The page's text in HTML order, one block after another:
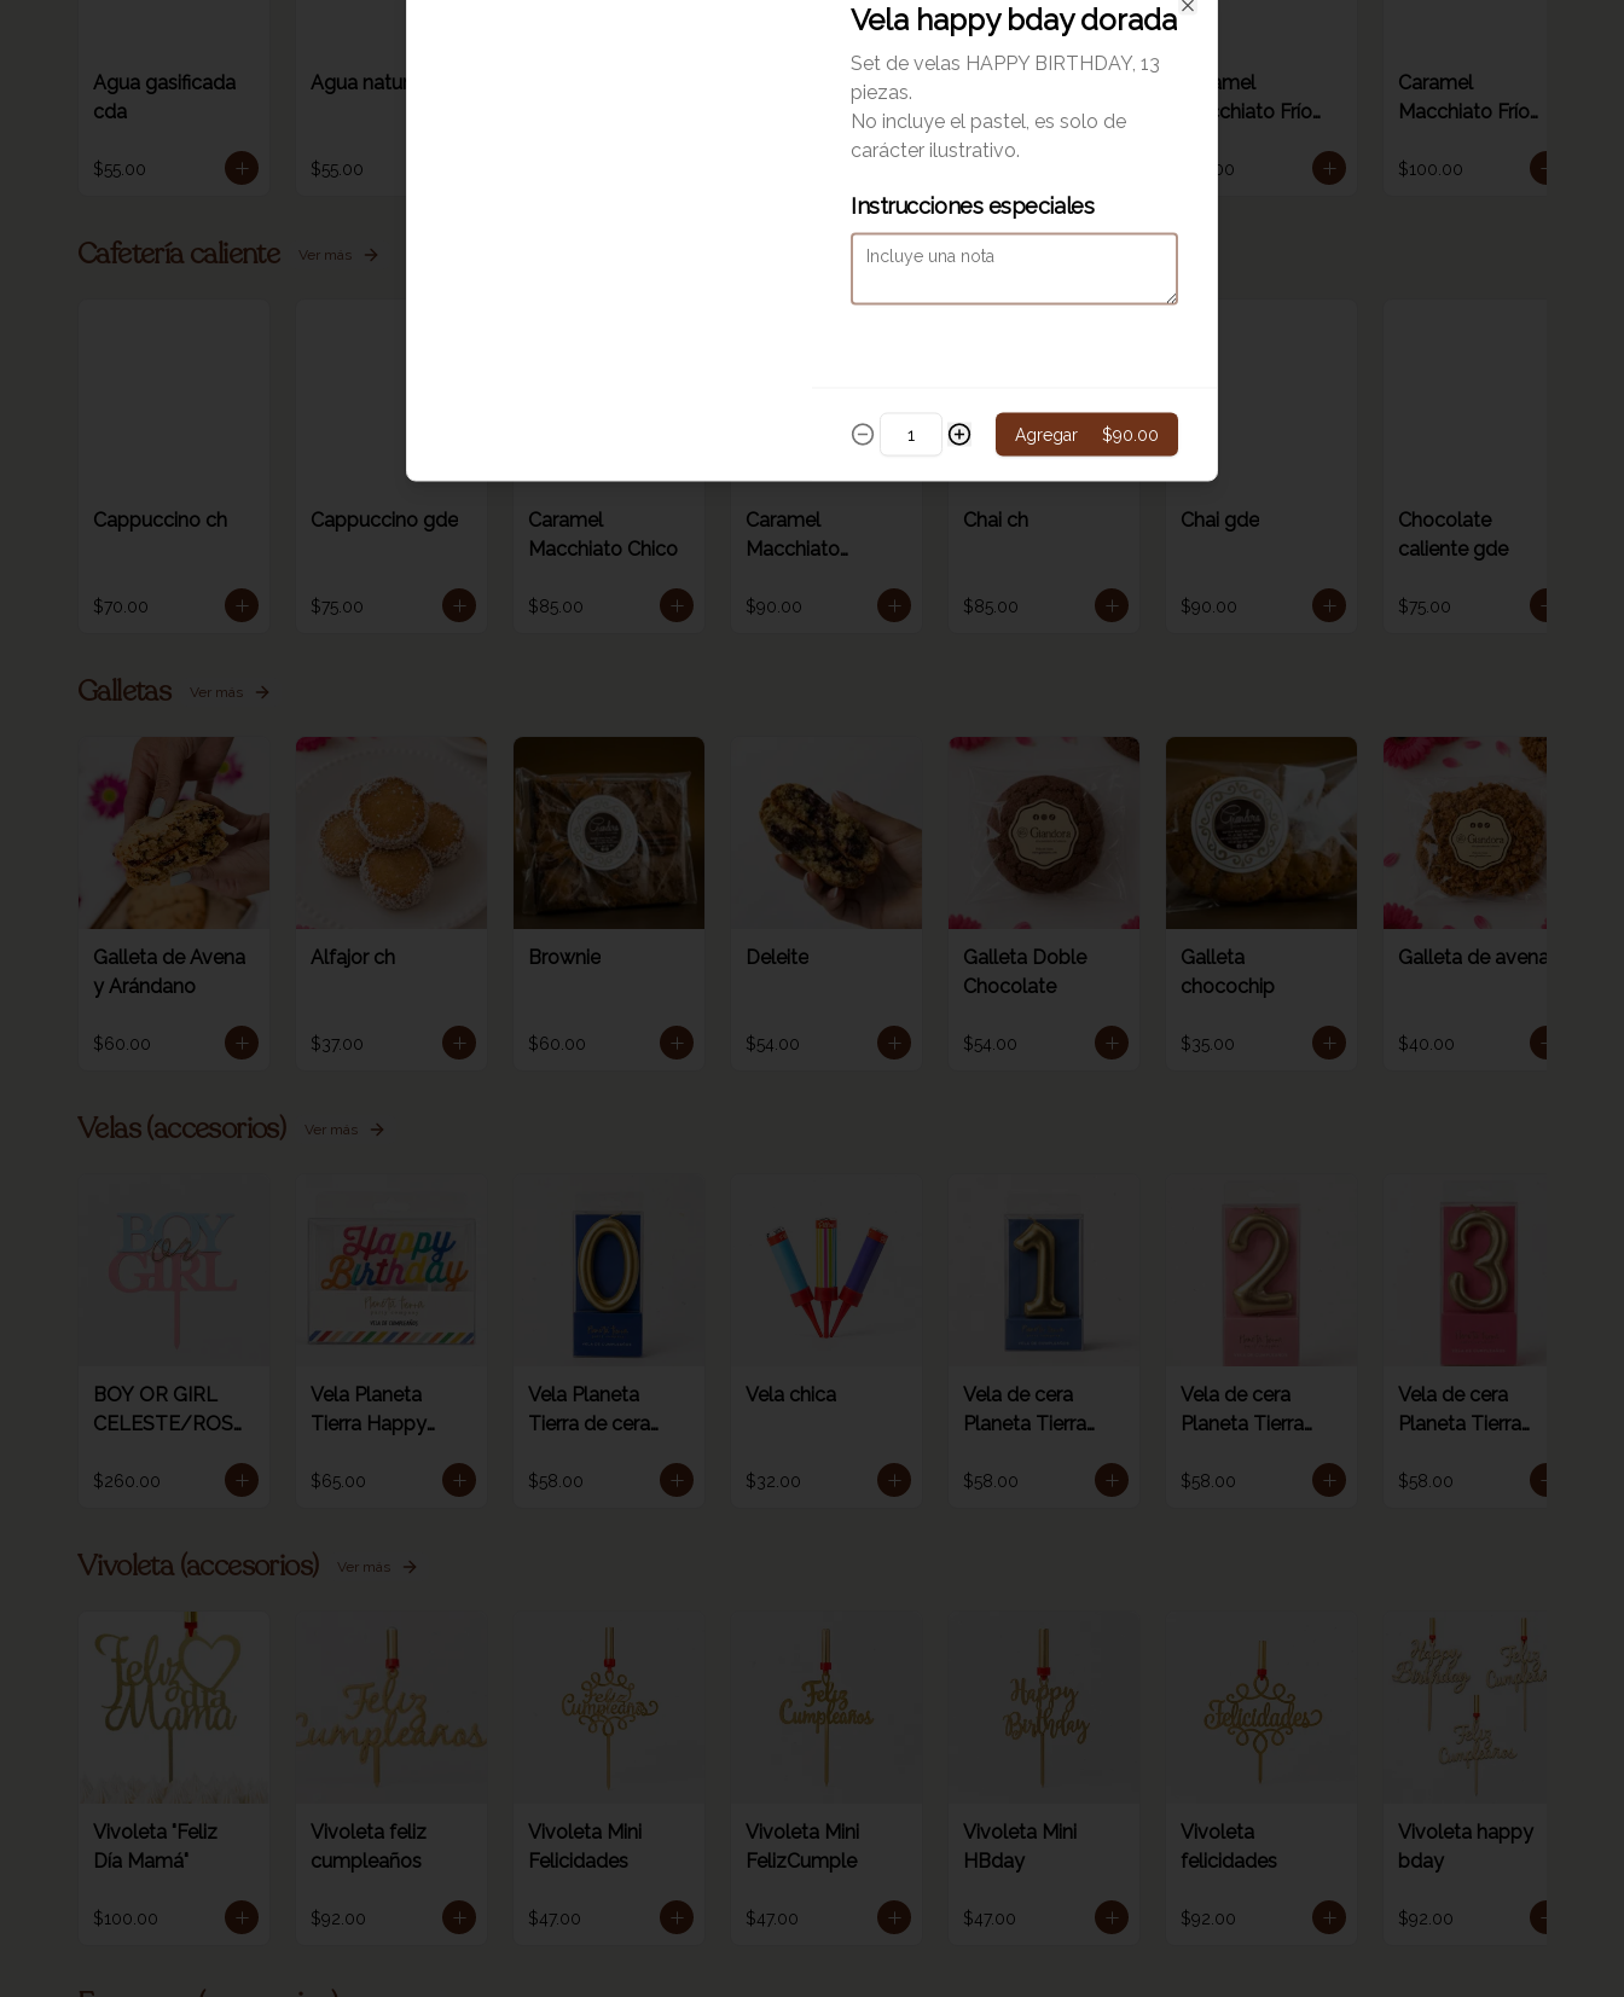
Agua gasificada
cda
$55.00
Agua natural cda
$55.00
freezer ch
Caramel
Macchiato Frío
$95.00
Caramel
Macchiato Frío
$100.00
Cafetería caliente Ver más
Cappuccino ch
$70.00
Cappuccino gde
$75.00
Caramel
Macchiato Chico
$85.00
Caramel
Macchiato
$90.00
Chai ch
$85.00
Chai gde
$90.00
Chocolate
caliente gde
$75.00
Galletas Ver más
Galleta de Avena
y Arándano
$60.00
Alfajor ch
$37.00
Brownie
$60.00
Deleite
$54.00
Galleta Doble
Chocolate
$54.00
Galleta
chocochip
$35.00
Galleta de avena
$40.00
Velas (accesorios) Ver más
BOY OR GIRL
CELESTE/ROSA
$260.00
Vela Planeta
Tierra Happy
1pz
$65.00
Vela Planeta
Tierra de cera
número 0
$58.00
Vela chica
$32.00
Vela de cera
Planeta Tierra
número 1
$58.00
Vela de cera
Planeta Tierra
número 2
$58.00
Vela de cera
Planeta Tierra
número 3
$58.00
Vivoleta (accesorios) Ver más
Vivoleta "Feliz
Día Mamá"
$100.00
Vivoleta feliz
cumpleaños
$92.00
Vivoleta Mini
Felicidades
$47.00
Vivoleta Mini
FelizCumple
$47.00
Vivoleta Mini
HBday
$47.00
Vivoleta
felicidades
$92.00
Vivoleta happy
bday
$92.00
Vela happy bday dorada
Set de velas HAPPY BIRTHDAY, 13
piezas.
No incluye el pastel, es solo de
carácter ilustrativo.
Instrucciones especiales
Agregar $90.00